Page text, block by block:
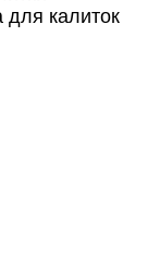
для калиток